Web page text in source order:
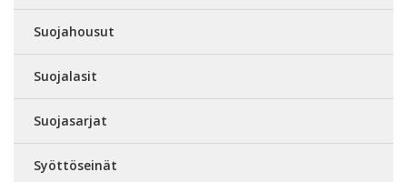
Suojahousut
Suojalasit
Suojasarjat
Syöttöseinät